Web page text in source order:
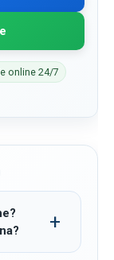
online 24/7